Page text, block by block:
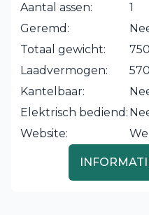
Aantal assen:
1
Geremd:
Totaal gewicht:
Laadvermogen:
570
Kantelbaar:
Elektrisch bediend:
Website: